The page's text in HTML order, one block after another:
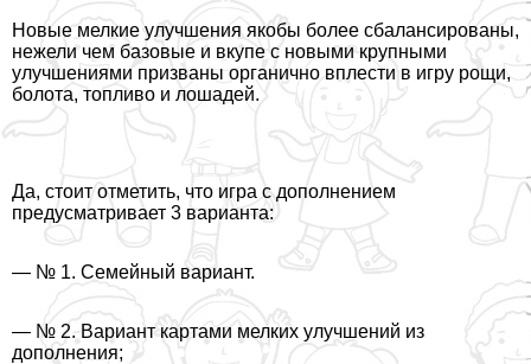
Новые мелкие улучшения якобы более сбалансированы,
нежели чем базовые и вкупе с новыми крупными
улучшениями призваны органично вплести в игру рощи,
болота, топливо и лошадей.
Да, стоит отметить, что игра с дополнением
предусматривает 3 варианта:
— № 1. Семейный вариант.
— № 2. Вариант картами мелких улучшений из
дополнения;